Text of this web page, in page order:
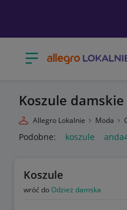
Otwórz menu z
Koszule
Allegro Lokalnie Moda
Podobne: koszule
Koszule
wróć doOdzież damska